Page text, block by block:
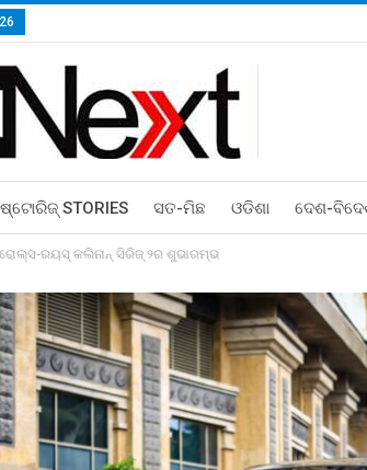
STORIES ସତ-ମିଛ ଓଡିଶା ଦେଶ-
ରୟସ୍ କଲିନାନ୍ ସିରିଜ୍ ୨ର ଶୁଭାରମ୍ଭ